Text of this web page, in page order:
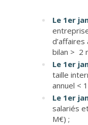
Le 1er
bilan > 2
Le 1er
taille
annuel <
Le 1er
salariés
M€) ;